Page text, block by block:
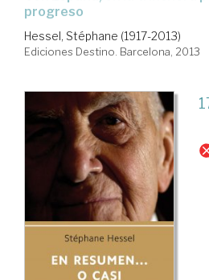
progreso
Hessel, Stéphane (1917-2013)
Ediciones Destino. Barcelona, 2013